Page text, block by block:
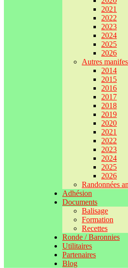
2021
2022
2023
2024
2025
2026
Autres
2014
2015
2016
2017
2018
2019
2020
2021
2022
2023
2024
2025
2026
Randonnées
Adhésion
Documents
Balisage
Formation
Recettes
Ronde / Baronnies
Utilitaires
Partenaires
Blog